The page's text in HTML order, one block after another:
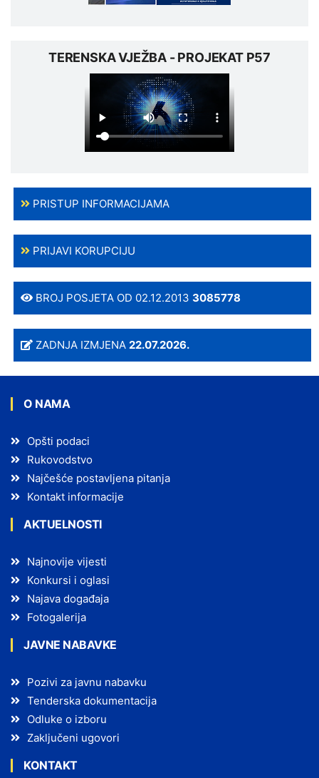
TERENSKA VJEŽBA - PROJEKAT P57
PRISTUP INFORMACIJAMA
PRIJAVI KORUPCIJU
BROJ POSJETA OD 02.12.20133085778
ZADNJA IZMJENA22.07.2026.
O NAMA
Opšti podaci
Rukovodstvo
Najčešće postavljena pitanja
Kontakt informacije
AKTUELNOSTI
Najnovije vijesti
Konkursi i oglasi
Najava događaja
Fotogalerija
JAVNE NABAVKE
Pozivi za javnu nabavku
Tenderska dokumentacija
Odluke o izboru
Zaključeni ugovori
KONTAKT